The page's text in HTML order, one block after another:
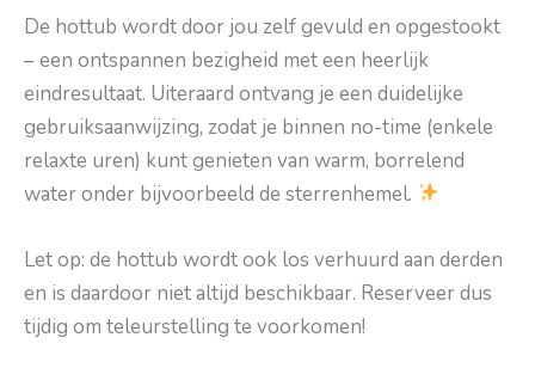
De hottub wordt door jou zelf gevuld en opgestookt
– een ontspannen bezigheid met een heerlijk
eindresultaat. Uiteraard ontvang je een duidelijke
gebruiksaanwijzing, zodat je binnen no-time (enkele
relaxte uren) kunt genieten van warm, borrelend
water onder bijvoorbeeld de sterrenhemel.
Let op: de hottub wordt ook los verhuurd aan derden
en is daardoor niet altijd beschikbaar. Reserveer dus
tijdig om teleurstelling te voorkomen!